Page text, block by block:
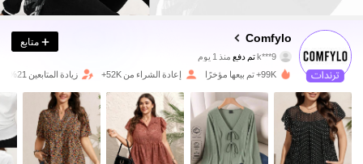
Comfylo
4.80
37K متابعون
k***9
h***yتمت متابعةقبل 3 ساعة
37K متابعون
4.80 37K متابعون
متابع
99K+ تم بيعها مؤخرًا إعادة الشراء من 52K+ زيادة المتابعين 21%